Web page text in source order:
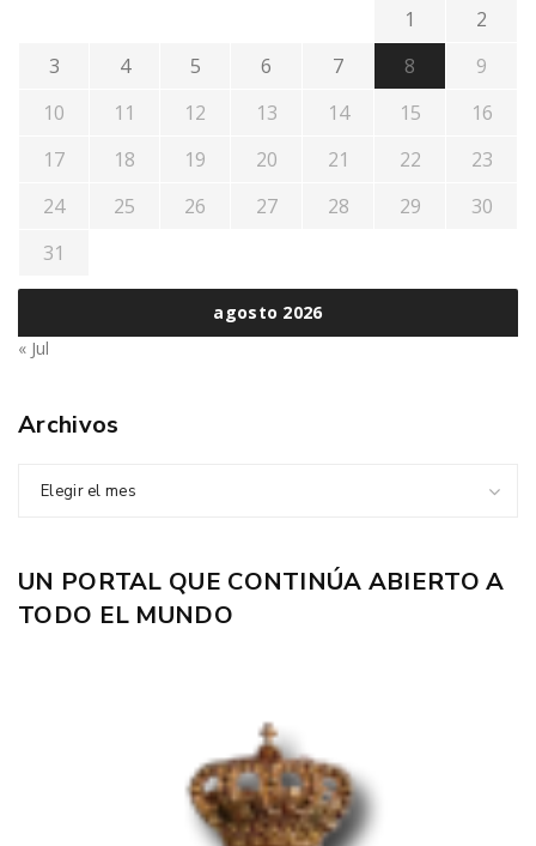
agosto 2026
1
2
3
4 5 6 7 8
9
10
11 12 13 14 15
16
17
18 19 20 21 22
23
24
25 26 27 28 29
30
31
« Jul
Archivos
Elegir el mes
UN PORTAL QUE CONTINÚA ABIERTO A
TODO EL MUNDO